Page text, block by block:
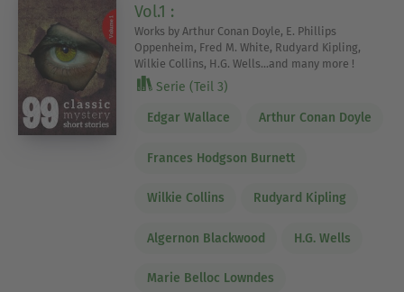
Vol.1 :
Works by Arthur Conan Doyle, E. Phillips
Oppenheim, Fred M. White, Rudyard Kipling,
Wilkie Collins, H.G. Wells...and many more !
Serie (Teil 3)
Edgar Wallace Arthur Conan Doyle
Frances Hodgson Burnett
Wilkie Collins Rudyard Kipling
Algernon Blackwood H.G. Wells
Marie Belloc Lowndes